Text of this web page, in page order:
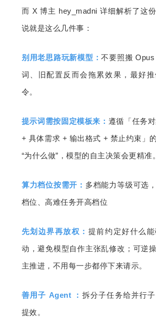
而 X 博主 hey_madni 详细解析了这
说就是这么几件事：
别用老思路玩新模型：不要照搬
词、旧配置反而会拖累效果，最好
令。
提示词需按固定模板来： 遵循「任务
+ 具体需求 + 输出格式 + 禁止约束」
“为什么做”，模型的自主决策会更精准。
算力档位按需开： 多档能力等级可选
档位、高难任务开高档位
先划边界再放权： 提前约定好什么
动，避免模型自作主张乱修改；可逆
主推进，不用每一步都停下来请示。
善用子 Agent ： 拆分子任务给并行
提效。